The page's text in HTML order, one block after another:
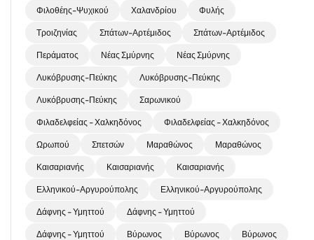
Φιλοθέης-Ψυχικού Χαλανδρίου Φυλής
Τροιζηνίας Σπάτων-Αρτέμιδος Σπάτων-Αρτέμιδος
Περάματος Νέας Σμύρνης Νέας Σμύρνης
Λυκόβρυσης-Πεύκης Λυκόβρυσης-Πεύκης
Λυκόβρυσης-Πεύκης Σαρωνικού
Φιλαδελφείας - Χαλκηδόνος Φιλαδελφείας - Χαλκηδόνος
Ωρωπού Σπετσών Μαραθώνος Μαραθώνος
Καισαριανής Καισαριανής Καισαριανής
Ελληνικού-Αργυρούπολης Ελληνικού-Αργυρούπολης
Δάφνης - Υμηττού Δάφνης - Υμηττού
Δάφνης - Υμηττού Βύρωνος Βύρωνος Βύρωνος